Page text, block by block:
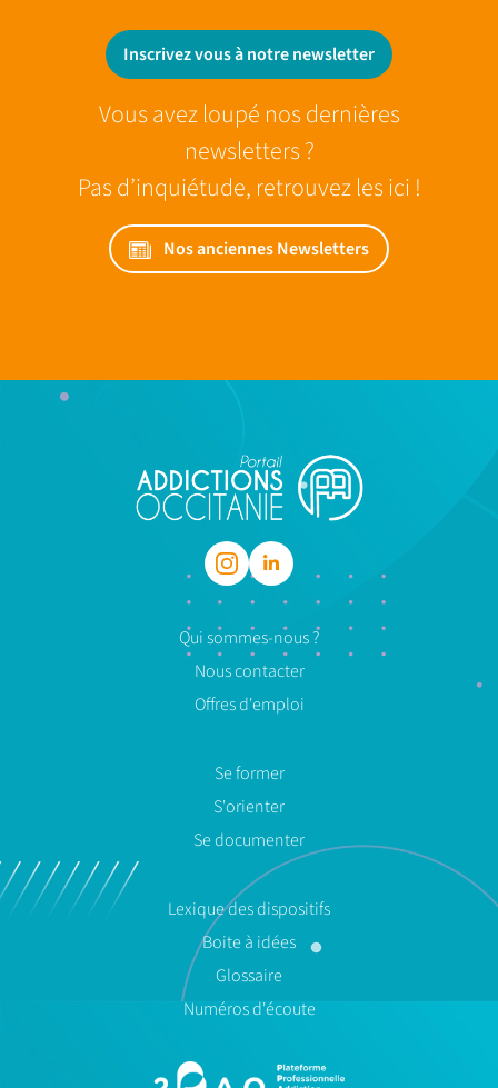
Inscrivez vous à notre newsletter
Vous avez loupé nos dernières
newsletters ?
Pas d’inquiétude, retrouvez les ici !
Nos anciennes Newsletters
Qui sommes-nous ?
Nous contacter
Offres d'emploi
Se former
S'orienter
Se documenter
Lexique des dispositifs
Boite à idées
Glossaire
Numéros d'écoute